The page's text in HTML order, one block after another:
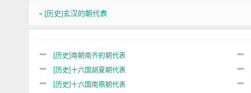
« [历史]玄汉的朝代表
[历史]南朝南齐的朝代表
[历史]十六国胡夏朝代表
[历史]十六国南燕朝代表